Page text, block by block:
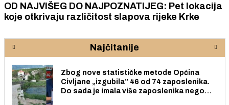
OD NAJVIŠEG DO NAJPOZNATIJEG: Pet lokacija
koje otkrivaju različitost slapova rijeke Krke
Najčitanije
Zbog nove statističke metode Općina
Civljane „izgubila” 46 od 74 zaposlenika.
Do sada je imala više zaposlenika nego